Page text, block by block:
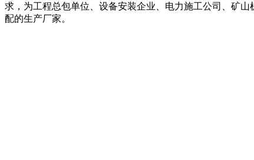
求，为工程总包单位、设备安装企业、电力施工公司、矿
配的生产厂家。